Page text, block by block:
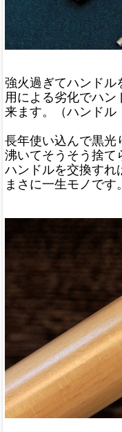
強火過ぎてハンドル
用による劣化でハン
来ます。（ハンド
長年使い込んで黒光
沸いてそうそう捨て
ハンドルを交換すれ
まさに一生モノです。